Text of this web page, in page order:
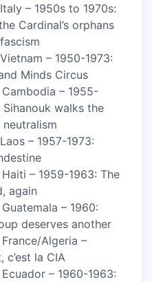
– 1950s to 1970s:
Cardinal’s orphans
– 1950-1973:
Minds Circus
– 1955-
Sihanouk walks the
– 1957-1973:
– 1959-1963: The
again
– 1960:
deserves another
Algeria –
c’est la CIA
– 1960-1963: